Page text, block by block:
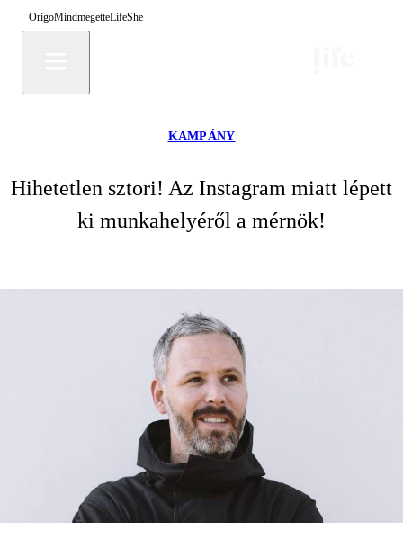
OrigoMindmegetteLifeShe
KAMPÁNY
Hihetetlen sztori! Az Instagram miatt lépett
ki munkahelyéről a mérnök!